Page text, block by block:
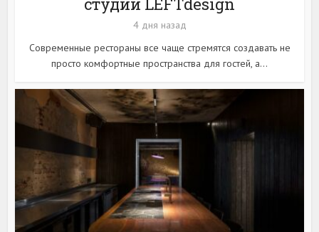
студии LEFTdesign
4 дня назад
Современные рестораны все чаще стремятся создавать не
просто комфортные пространства для гостей, а...